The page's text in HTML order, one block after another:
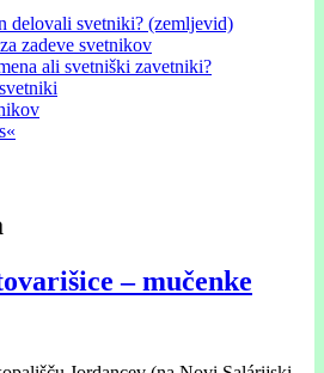
delovali svetniki? (zemljevid)
zadeve svetnikov
ali svetniški zavetniki?
– mučenke